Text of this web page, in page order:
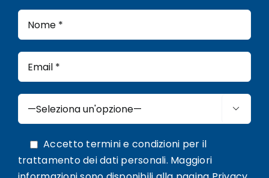

Accetto termini e condizioni per il
trattamento dei dati personali. Maggiori